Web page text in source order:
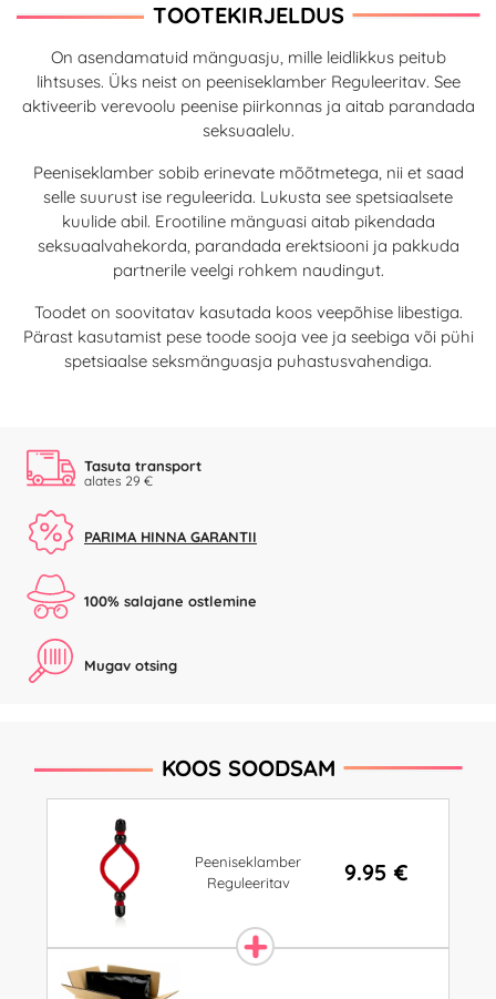
TOOTEKIRJELDUS
On asendamatuid mänguasju, mille leidlikkus peitub
lihtsuses. Üks neist on peeniseklamber Reguleeritav. See
aktiveerib verevoolu peenise piirkonnas ja aitab parandada
seksuaalelu.
Peeniseklamber sobib erinevate mõõtmetega, nii et saad
selle suurust ise reguleerida. Lukusta see spetsiaalsete
kuulide abil. Erootiline mänguasi aitab pikendada
seksuaalvahekorda, parandada erektsiooni ja pakkuda
partnerile veelgi rohkem naudingut.
Toodet on soovitatav kasutada koos veepõhise libestiga.
Pärast kasutamist pese toode sooja vee ja seebiga või pühi
spetsiaalse seksmänguasja puhastusvahendiga.
Tasuta transport
alates 29 €
PARIMA HINNA GARANTII
100% salajane ostlemine
Mugav otsing
KOOS SOODSAM
Peeniseklamber
Reguleeritav
9.95 €